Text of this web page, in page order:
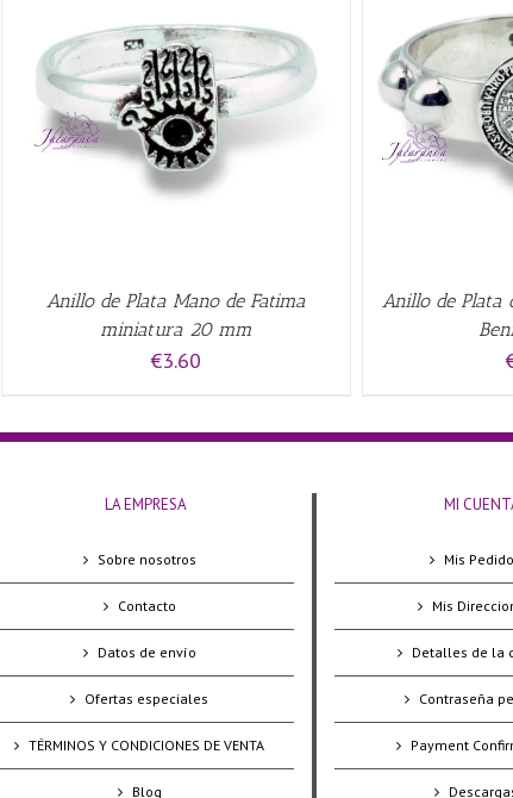
Anillo de Plata Mano de Fatima
miniatura 20 mm
€3.60
QUICK VIEW
Anillo de Plata
AÑADIR AL
LA EMPRESA
Sobre nosotros
Contacto
Datos de envío
Ofertas especiales
TÉRMINOS Y CONDICIONES DE VENTA
Blog
MI
Mis
Mis
Detalles de la
Contraseña
Payment